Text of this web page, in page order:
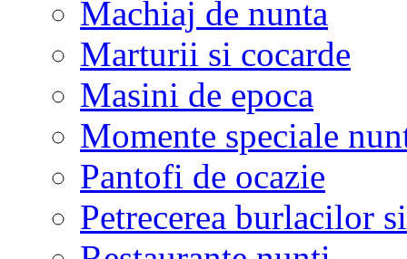
Machiaj de nunta
Marturii si cocarde
Masini de epoca
Momente speciale
Pantofi de ocazie
Petrecerea burlacilor